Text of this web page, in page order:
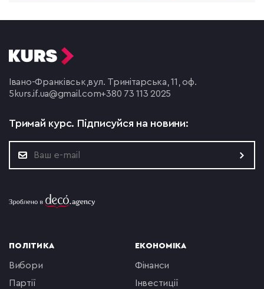
Івано-Франківськ,вул. Тринітарська, 11, оф.
5 kurs.if.ua@gmail.com+380 73 113 2025
Тримай курс. Підписуйся на новини:
ПОЛІТИКА
вибори
партії
ЕКОНОМІКА
фінанси
інвестиції